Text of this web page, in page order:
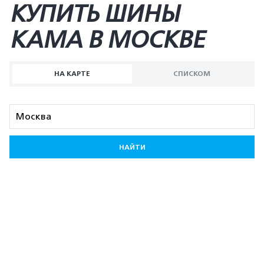
КУПИТЬ ШИНЫ
KAMA В МОСКВЕ
НА КАРТЕ СПИСКОМ
НАЙТИ